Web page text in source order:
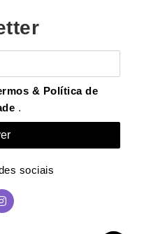
& Política de
.
sociais